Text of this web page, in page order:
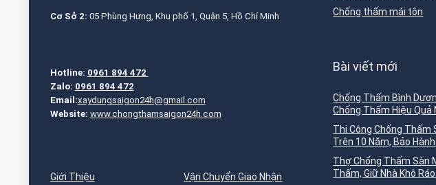
Cơ Sở 2: 05 Phùng Hưng, Khu phố 1, Quận 5, Hồ Chí Minh
Hotline: 0961 894 472
Zalo: 0961 894 472
Email:xaydungsaigon24h@gmail.com
Website: www.chongthamsaigon24h.com
Giới Thiệu
Vận Chuyển Giao Nhận
Chống thấm mái tôn
Bài viết mới
Chống Thấm Bình
Chống Thấm Hiệu Quả
Thi Công Chống Thấm
Trên 10 Năm, Bảo
Thợ Chống Thấm Sàn
Thấm, Giữ Nhà Khô